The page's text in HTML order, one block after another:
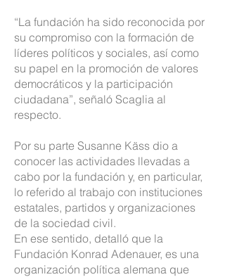
“La fundación ha sido reconocida por
su compromiso con la formación de
líderes políticos y sociales, así como
su papel en la promoción de valores
democráticos y la participación
ciudadana”, señaló Scaglia al
respecto.
Por su parte Susanne Käss dio a
conocer las actividades llevadas a
cabo por la fundación y, en particular,
lo referido al trabajo con instituciones
estatales, partidos y organizaciones
de la sociedad civil.
En ese sentido, detalló que la
Fundación Konrad Adenauer, es una
organización política alemana que